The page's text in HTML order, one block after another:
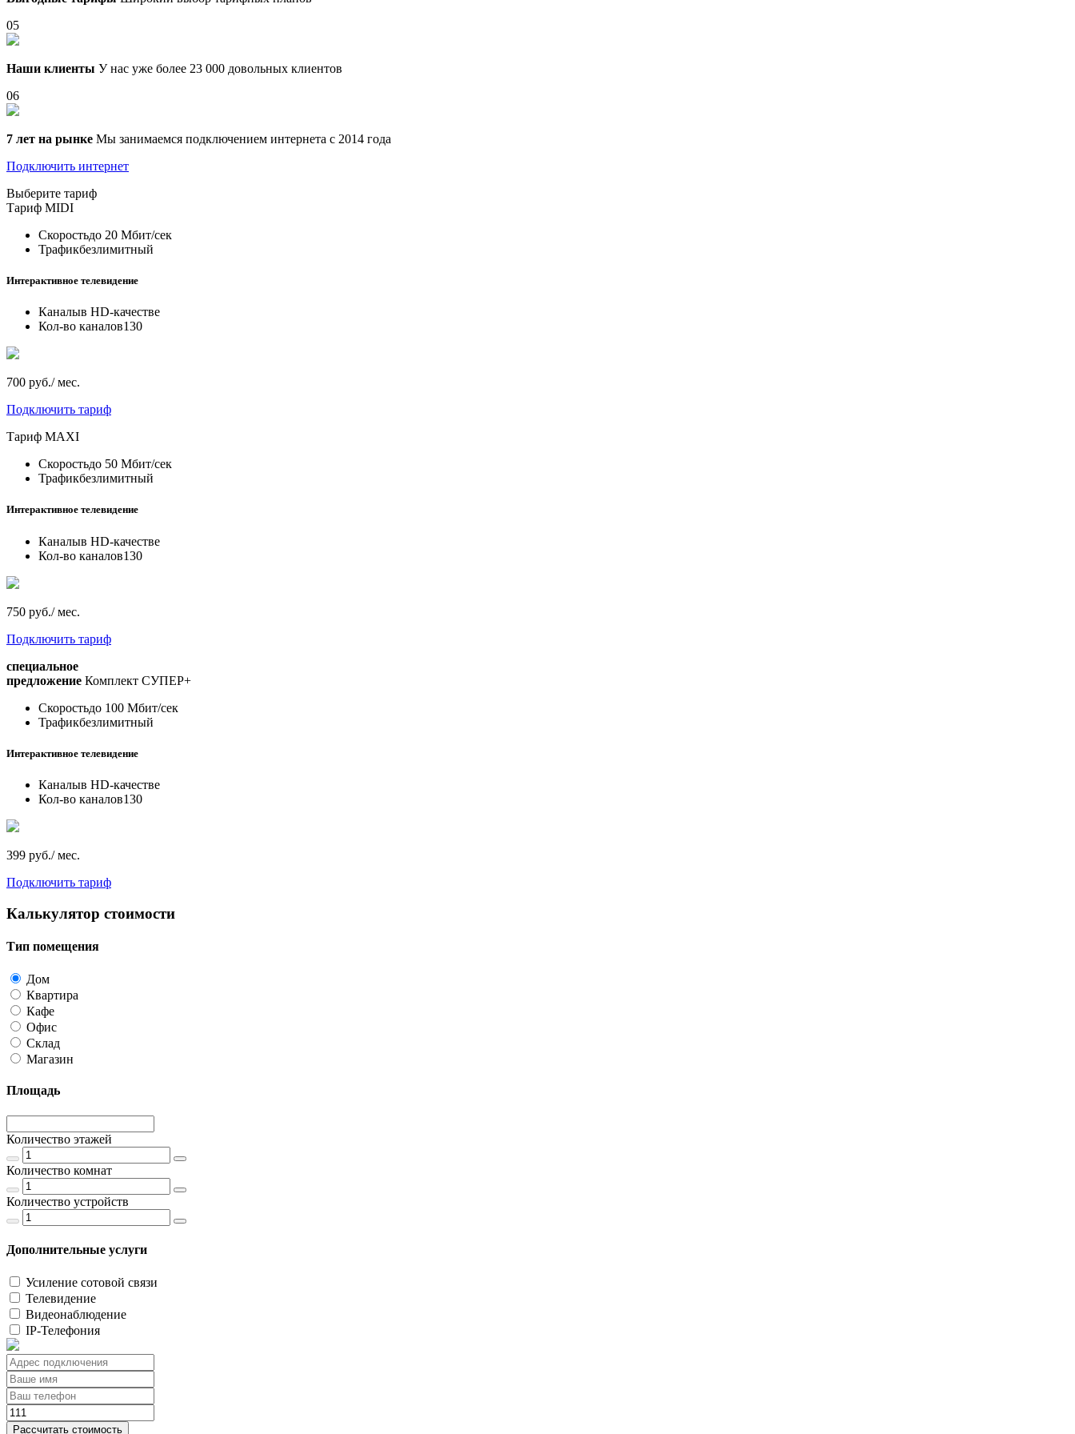
05
Наши клиенты У нас уже более 23 000 довольных клиентов
06
7 лет на рынке Мы занимаемся подключением интернета с 2014 года
Подключить интернет
Выберите тариф
Тариф MIDI
Скоростьдо 20 Мбит/сек
Трафикбезлимитный
Интерактивное телевидение
Каналыв HD-качестве
Кол-во каналов130
700 руб./ мес.
Подключить тариф
Тариф MAXI
Скоростьдо 50 Мбит/сек
Трафикбезлимитный
Интерактивное телевидение
Каналыв HD-качестве
Кол-во каналов130
750 руб./ мес.
Подключить тариф
специальное
предложение Комплект СУПЕР+
Скоростьдо 100 Мбит/сек
Трафикбезлимитный
Интерактивное телевидение
Каналыв HD-качестве
Кол-во каналов130
399 руб./ мес.
Подключить тариф
Калькулятор стоимости
Тип помещения
Дом
Квартира
Кафе
Офис
Склад
Магазин
Площадь
Количество этажей
Количество комнат
Количество устройств
Дополнительные услуги
Усиление сотовой связи
Телевидение
Видеонаблюдение
IP-Телефония
Рассчитать стоимость